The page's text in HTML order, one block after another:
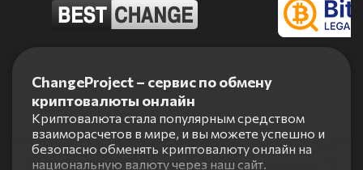
ChangeProject – сервис по обмену
криптовалюты онлайн
Криптовалюта стала популярным средством
взаиморасчетов в мире, и вы можете успешно и
безопасно обменять криптовалюту онлайн на
национальную валюту через наш сайт.